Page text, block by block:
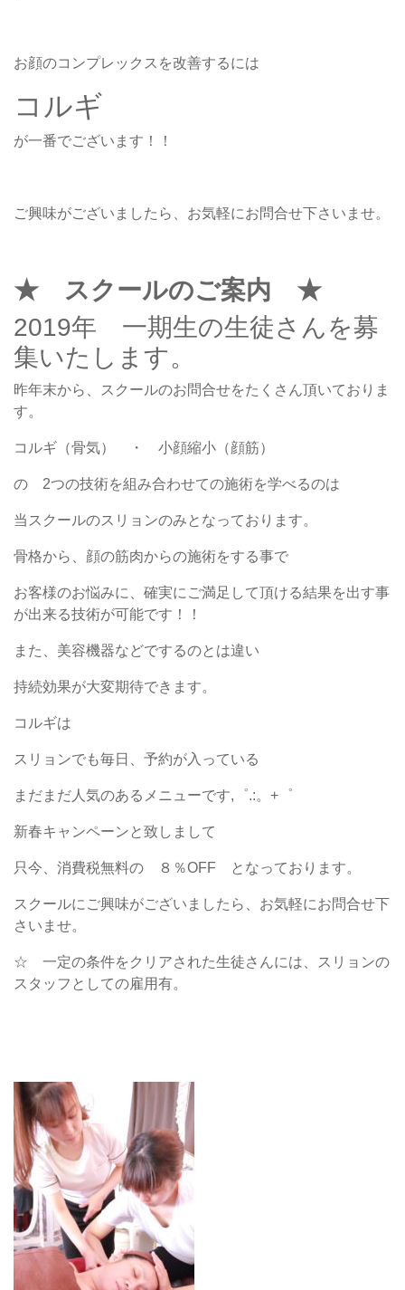
お顔のコンプレックスを改善するには
コルギ
が一番でございます！！
ご興味がございましたら、お気軽にお問合せ下さいませ。
★ スクールのご案内 ★
2019年 一期生の生徒さんを募
集いたします。
昨年末から、スクールのお問合せをたくさん頂いておりま
す。
コルギ（骨気） ・ 小顔縮小（顔筋）
の 2つの技術を組み合わせての施術を学べるのは
当スクールのスリョンのみとなっております。
骨格から、顔の筋肉からの施術をする事で
お客様のお悩みに、確実にご満足して頂ける結果を出す事
が出来る技術が可能です！！
また、美容機器などでするのとは違い
持続効果が大変期待できます。
コルギは
スリョンでも毎日、予約が入っている
まだまだ人気のあるメニューです,゜.:。+゜
新春キャンペーンと致しまして
只今、消費税無料の ８％OFF となっております。
スクールにご興味がございましたら、お気軽にお問合せ下
さいませ。
☆ 一定の条件をクリアされた生徒さんには、スリョンの
スタッフとしての雇用有。